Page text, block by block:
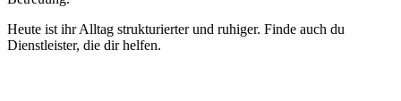
Heute ist ihr Alltag strukturierter und ruhiger. Finde auch du
Dienstleister, die dir helfen.